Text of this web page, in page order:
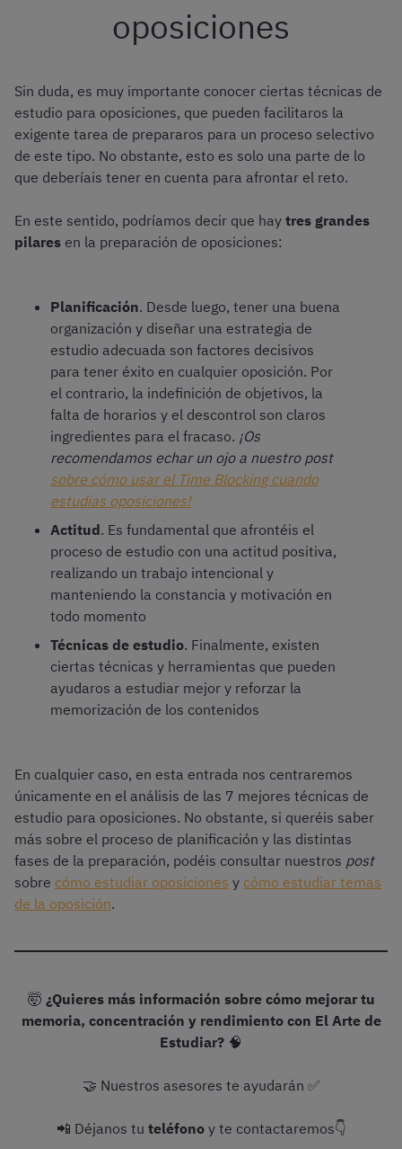
oposiciones
Sin duda, es muy importante conocer ciertas técnicas de
estudio para oposiciones, que pueden facilitaros la
exigente tarea de prepararos para un proceso selectivo
de este tipo. No obstante, esto es solo una parte de lo
que deberíais tener en cuenta para afrontar el reto.
En este sentido, podríamos decir que hay tres grandes
pilares en la preparación de oposiciones:
Planificación. Desde luego, tener una buena
organización y diseñar una estrategia de
estudio adecuada son factores decisivos
para tener éxito en cualquier oposición. Por
el contrario, la indefinición de objetivos, la
falta de horarios y el descontrol son claros
ingredientes para el fracaso. ¡Os
recomendamos echar un ojo a nuestro post
sobre cómo usar el Time Blocking cuando
estudias oposiciones!
Actitud. Es fundamental que afrontéis el
proceso de estudio con una actitud positiva,
realizando un trabajo intencional y
manteniendo la constancia y motivación en
todo momento
Técnicas de estudio. Finalmente, existen
ciertas técnicas y herramientas que pueden
ayudaros a estudiar mejor y reforzar la
memorización de los contenidos
En cualquier caso, en esta entrada nos centraremos
únicamente en el análisis de las 7 mejores técnicas de
estudio para oposiciones. No obstante, si queréis saber
más sobre el proceso de planificación y las distintas
fases de la preparación, podéis consultar nuestros post
sobre cómo estudiar oposiciones y cómo estudiar temas
de la oposición.
🤯 ¿Quieres más información sobre cómo mejorar tu
memoria, concentración y rendimiento con El Arte de
Estudiar? 🧠
🤝 Nuestros asesores te ayudarán ✅
📲 Déjanos tu teléfono y te contactaremos👇